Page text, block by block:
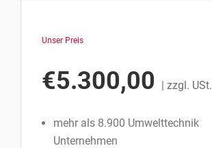
Unser Preis
€5.300,00 | zzgl. USt.
mehr als 8.900 Umwelttechnik
Unternehmen